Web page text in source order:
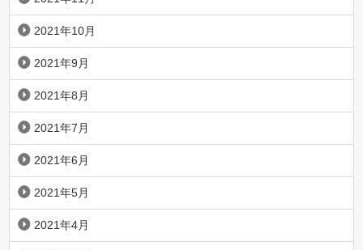
2021年10月
2021年9月
2021年8月
2021年7月
2021年6月
2021年5月
2021年4月